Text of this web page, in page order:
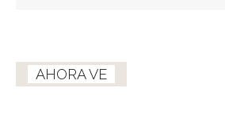
AHORA VE